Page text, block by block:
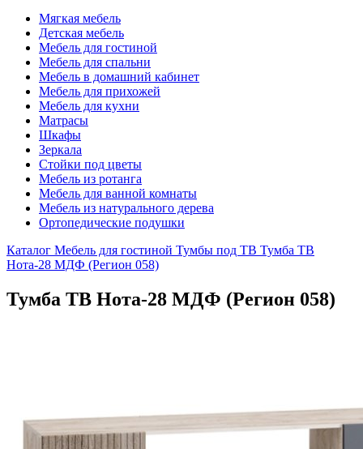
Мягкая мебель
Детская мебель
Мебель для гостиной
Мебель для спальни
Мебель в домашний кабинет
Мебель для прихожей
Мебель для кухни
Матрасы
Шкафы
Зеркала
Стойки под цветы
Мебель из ротанга
Мебель для ванной комнаты
Мебель из натурального дерева
Ортопедические подушки
Каталог Мебель для гостиной Тумбы под ТВ Тумба ТВ
Нота-28 МДФ (Регион 058)
Тумба ТВ Нота-28 МДФ (Регион 058)